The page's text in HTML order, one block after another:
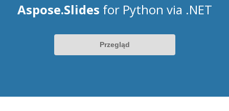
Aspose.Slides for Python via .NET
Przegląd